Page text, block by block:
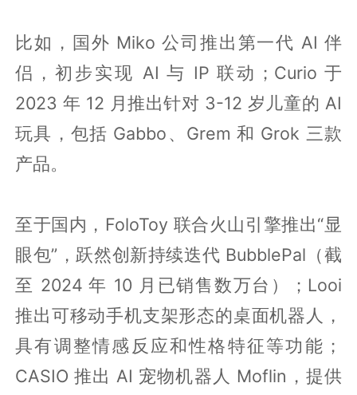
比如，国外 Miko 公司推出第一代 AI 伴
侣，初步实现 AI 与 IP 联动；Curio 于
2023 年 12 月推出针对 3-12 岁儿童的 AI
玩具，包括 Gabbo、Grem 和 Grok 三款
产品。
至于国内，FoloToy 联合火山引擎推出“显
眼包”，跃然创新持续迭代 BubblePal（截
至 2024 年 10 月已销售数万台）；Looi
推出可移动手机支架形态的桌面机器人，
具有调整情感反应和性格特征等功能；
CASIO 推出 AI 宠物机器人 Moflin，提供